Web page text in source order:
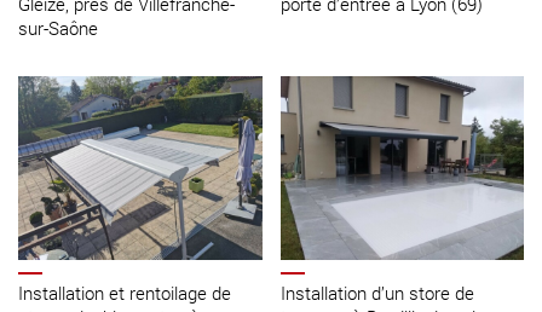
sur-Saône
Installation et rentoilage de
Installation d’un store de